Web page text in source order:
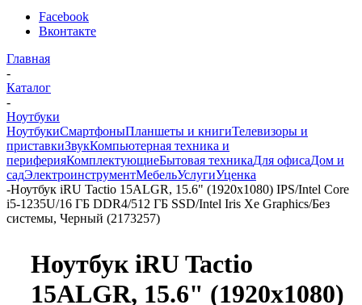
Facebook
Вконтакте
Главная
-
Каталог
-
Ноутбуки
НоутбукиСмартфоныПланшеты и книгиТелевизоры и
приставкиЗвукКомпьютерная техника и
периферияКомплектующиеБытовая техникаДля офисаДом и
садЭлектроинструментМебельУслугиУценка
-Ноутбук iRU Tactio 15ALGR, 15.6" (1920x1080) IPS/Intel Core
i5-1235U/16 ГБ DDR4/512 ГБ SSD/Intel Iris Xe Graphics/Без
системы, Черный (2173257)
Ноутбук iRU Tactio
15ALGR, 15.6" (1920x1080)